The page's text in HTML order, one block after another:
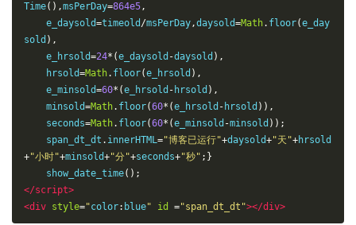
Time(),msPerDay=864e5,
    e_daysold
=timeold /msPerDay,daysold=Math. floor(e_day
sold ),
    e_hrsold
=24*(e_daysold -daysold ),
    hrsold
=Math. floor(e_hrsold ),
    e_minsold
=60*(e_hrsold - hrsold ),
    minsold
=Math. floor(60*(e_hrsold - hrsold )),
    seconds
=Math. floor(60*(e_minsold -minsold ));
    span_dt_dt
. innerHTML="博客已运行"+daysold+"天"+hrsold
+"小时"+minsold+"分"+seconds+"秒" ;}
    show_date_time
();
</script>
<div style="color: blue" id ="span_dt_dt"></div>